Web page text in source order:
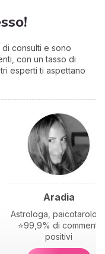
consulti e sono
con un tasso di
esperti ti aspettano
Aradia
Astrologa,
⭐99,9% di commenti
positivi